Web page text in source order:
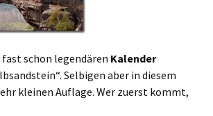
schon legendären Kalender
Selbigen aber in diesem
kleinen Auflage. Wer zuerst kommt,